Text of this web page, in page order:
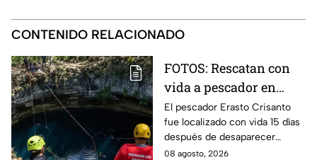
CONTENIDO RELACIONADO
FOTOS: Rescatan con
vida a pescador en
cenote a 100 metros de
profundidad;
sobrevivió 15 días
El pescador Erasto Crisanto
fue localizado con vida 15 días
después de desaparecer
mientras pescaba en un
08 agosto, 2026